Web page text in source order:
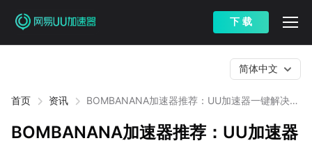
下 载
首页 资讯
BOMBANANA加速器推荐：UU加速器一键解决联
简体中文
BOMBANANA加速器推荐：UU加速器